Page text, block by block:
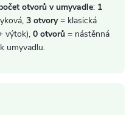
otvorů v umyvadle: 1
3 otvory= klasická
výtok), 0 otvorů = nástěnná
umyvadlu.